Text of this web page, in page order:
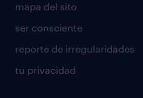
mapa del sito
ser consciente
reporte de irregularidades
tu privacidad